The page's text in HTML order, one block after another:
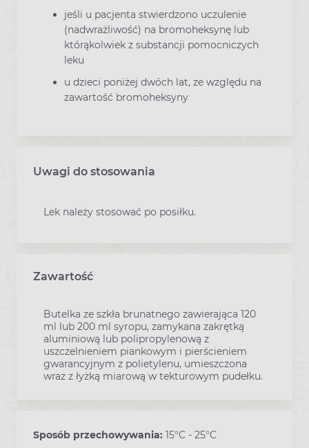
jeśli u pacjenta stwierdzono uczulenie
(nadwrażliwość) na bromoheksynę lub
którąkolwiek z substancji pomocniczych
leku
u dzieci poniżej dwóch lat, ze względu na
zawartość bromoheksyny
Uwagi do stosowania
Lek należy stosować po posiłku.
Zawartość
Butelka ze szkła brunatnego zawierająca 120
ml lub 200 ml syropu, zamykana zakrętką
aluminiową lub polipropylenową z
uszczelnieniem piankowym i pierścieniem
gwarancyjnym z polietylenu, umieszczona
wraz z łyżką miarową w tekturowym pudełku.
Sposób przechowywania: 15°C - 25°C